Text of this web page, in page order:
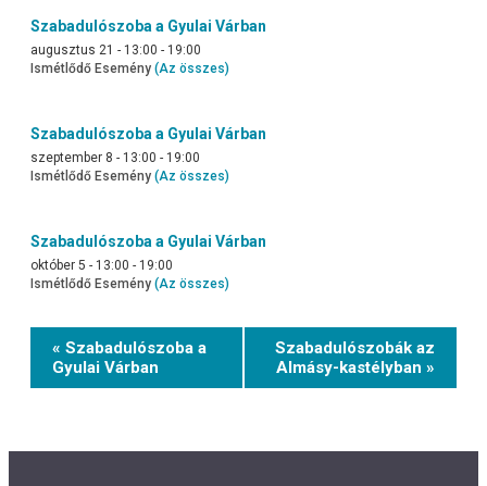
Szabadulószoba a Gyulai Várban
augusztus 21 - 13:00 - 19:00
Ismétlődő Esemény (Az összes)
Szabadulószoba a Gyulai Várban
szeptember 8 - 13:00 - 19:00
Ismétlődő Esemény (Az összes)
Szabadulószoba a Gyulai Várban
október 5 - 13:00 - 19:00
Ismétlődő Esemény (Az összes)
Event
Navigation
« Szabadulószoba a
Gyulai Várban
Szabadulószobák az
Almásy-kastélyban »